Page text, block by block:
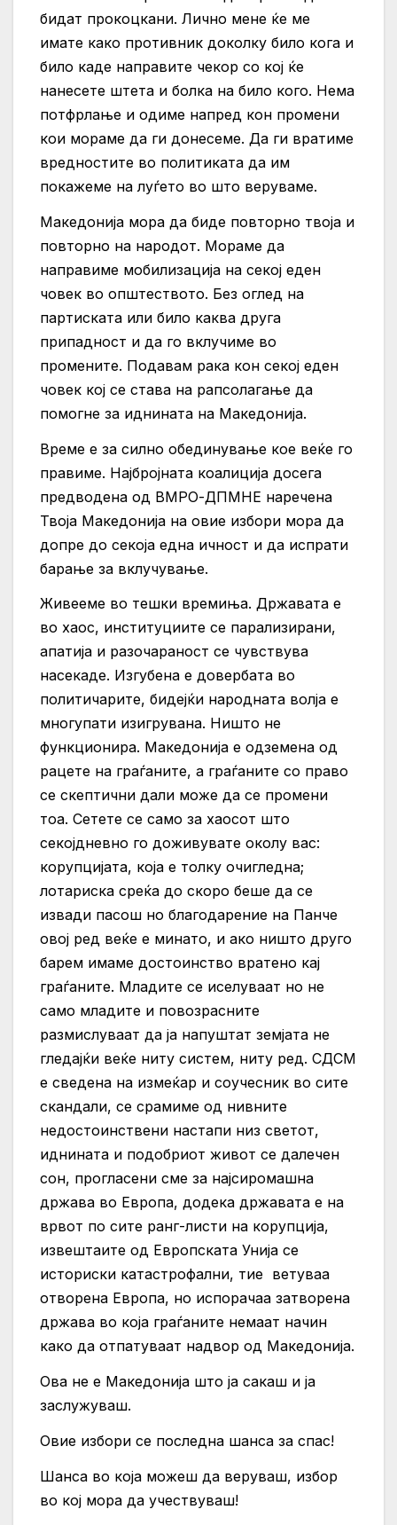
бидат прокоцкани. Лично мене ќе ме
имате како противник доколку било кога и
било каде направите чекор со кој ќе
нанесете штета и болка на било кого. Нема
потфрлање и одиме напред кон промени
кои мораме да ги донесеме. Да ги вратиме
вредностите во политиката да им
покажеме на луѓето во што веруваме.
Македонија мора да биде повторно твоја и
повторно на народот. Мораме да
направиме мобилизација на секој еден
човек во општеството. Без оглед на
партиската или било каква друга
припадност и да го вклучиме во
промените. Подавам рака кон секој еден
човек кој се става на рапсолагање да
помогне за иднината на Македонија.
Време е за силно обединување кое веќе го
правиме. Најбројната коалиција досега
предводена од ВМРО-ДПМНЕ наречена
Твоја Македонија на овие избори мора да
допре до секоја една ичност и да испрати
барање за вклучување.
Живееме во тешки времиња. Државата е
во хаос, институциите се парализирани,
апатија и разочараност се чувствува
насекаде. Изгубена е довербата во
политичарите, бидејќи народната волја е
многупати изигрувана. Ништо не
функционира. Македонија е одземена од
рацете на граѓаните, а граѓаните со право
се скептични дали може да се промени
тоа. Сетете се само за хаосот што
секојдневно го доживувате околу вас:
корупцијата, која е толку очигледна;
лотариска среќа до скоро беше да се
извади пасош но благодарение на Панче
овој ред веќе е минато, и ако ништо друго
барем имаме достоинство вратено кај
граѓаните. Младите се иселуваат но не
само младите и повозрасните
размислуваат да ја напуштат земјата не
гледајќи веќе ниту систем, ниту ред. СДСМ
е сведена на измеќар и соучесник во сите
скандали, се срамиме од нивните
недостоинствени настапи низ светот,
иднината и подобриот живот се далечен
сон, прогласени сме за најсиромашна
држава во Европа, додека државата е на
врвот по сите ранг-листи на корупција,
извештаите од Европската Унија се
историски катастрофални, тие ветуваа
отворена Европа, но испорачаа затворена
држава во која граѓаните немаат начин
како да отпатуваат надвор од Македонија.
Ова не е Македонија што ја сакаш и ја
заслужуваш.
Овие избори се последна шанса за спас!
Шанса во која можеш да веруваш, избор
во кој мора да учествуваш!